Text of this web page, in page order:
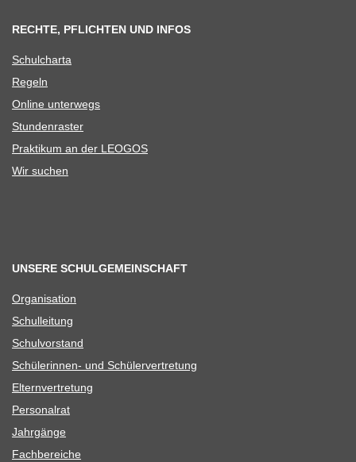
RECHTE, PFLICHTEN UND INFOS
Schul­charta
Regeln
Online unter­wegs
Stun­den­ras­ter
Prak­ti­kum an der LEOGOS
Wir suchen
UNSERE SCHULGEMEINSCHAFT
Orga­ni­sa­tion
Schul­lei­tung
Schul­vor­stand
Schü­le­rin­nen- und Schülervertretung
Eltern­ver­tre­tung
Per­so­nal­rat
Jahr­gänge
Fach­be­rei­che